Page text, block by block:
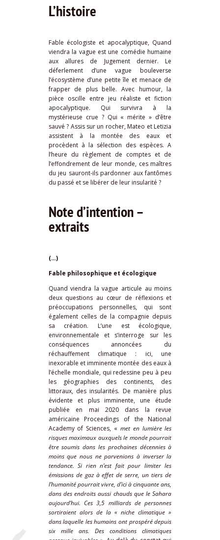
L’histoire
Fable écologiste et apocalyptique, Quand
viendra la vague est une comédie humaine
aux allures de Jugement dernier. Le
déferlement d’une vague bouleverse
l’écosystème d’une petite île et menace de
frapper de plus belle. Avec humour, la
pièce oscille entre jeu réaliste et fiction
apocalyptique. Qui survivra à la
mystérieuse crue ? Qui « mérite » d’être
sauvé ? Assis sur un rocher, Mateo et Letizia
assistent à la montée des eaux et
procèdent à la sélection des espèces. A
l’heure du règlement de comptes et de
l’effondrement de leur monde, ces maîtres
du jeu sauront-ils pardonner aux fantômes
du passé et se libérer de leur insularité ?
Note d’intention –
extraits
(…)
Fable philosophique et écologique
Quand viendra la vague articule au moins
deux questions au cœur de réflexions et
préoccupations personnelles, qui sont
également celles de la compagnie depuis
sa création. L’une est écologique,
environnementale et s’interroge sur les
conséquences annoncées du
réchauffement climatique : ici, une
inexorable et imminente montée des eaux à
l’échelle mondiale, qui redessine peu à peu
les géographies des continents, des
littoraux, des insularités. De manière plus
évidente et plus imminente, une étude
publiée en mai 2020 dans la revue
américaine Proceedings of the National
Academy of Sciences, « met en lumière les
risques maximaux auxquels le monde pourrait
être soumis dans les prochaines décennies à
moins que nous ne parvenions à inverser la
tendance. Si rien n’est fait pour limiter les
émissions de gaz à effet de serre, un tiers de
l’humanité pourrait vivre, d’ici à cinquante ans,
dans des endroits aussi chauds que le Sahara
aujourd’hui. Ces 3,5 milliards de personnes
sortiraient alors de la « niche climatique »
dans laquelle les humains ont prospéré depuis
six mille ans.Des conditions climatiques